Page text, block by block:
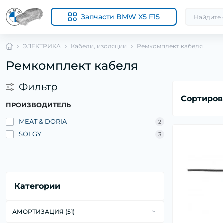
Запчасти BMW X5 F15
ЭЛЕКТРИКА Кабели, изоляции Ремкомплект кабеля
Ремкомплект кабеля
Фильтр
ПРОИЗВОДИТЕЛЬ
MEAT & DORIA 2
SOLGY 3
Категории
АМОРТИЗАЦИЯ (51)